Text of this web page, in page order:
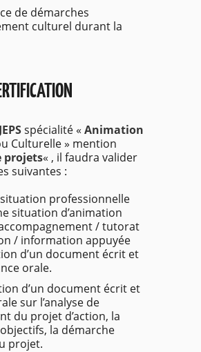
de démarches
culturel durant la
spécialité « Animation
Culturelle » mention
projets« , il faudra valider
suivantes :
situation professionnelle
situation d’animation
/ tutorat
/ information appuyée
d’un document écrit et
orale.
d’un document écrit et
sur l’analyse de
du projet d’action, la
la démarche
projet.